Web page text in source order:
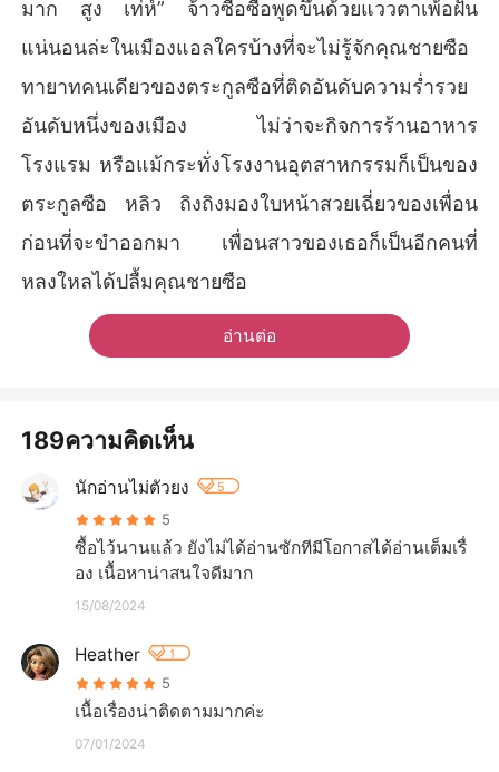
มาก สูง เท่ห์” จ้าวซือซือพูดขึ้นด้วยแววตาเพ้อฝัน
แน่นอนล่ะในเมืองแอลใครบ้างที่จะไม่รู้จักคุณชายซือ
ทายาทคนเดียวของตระกูลซือที่ติดอันดับความร่ำรวย
อันดับหนึ่งของเมือง ไม่ว่าจะกิจการร้านอาหาร
โรงแรม หรือแม้กระทั่งโรงงานอุตสาหกรรมก็เป็นของ
ตระกูลซือ หลิว ถิงถิงมองใบหน้าสวยเฉี่ยวของเพื่อน
ก่อนที่จะขำออกมา เพื่อนสาวของเธอก็เป็นอีกคนที่
หลงใหลได้ปลื้มคุณชายซือ
อ่านต่อ
189ความคิดเห็น
นักอ่านไม่ตัวยง 5
5
ซื้อไว้นานแล้ว ยังไม่ได้อ่านซักทีมีโอกาสได้อ่านเต็มเรื่
อง เนื้อหาน่าสนใจดีมาก
15/08/2024
Heather 1
5
เนื้อเรื่องน่าติดตามมากค่ะ
07/01/2024